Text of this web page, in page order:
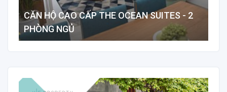
CĂN HỘ CAO CẤP THE OCEAN SUITES - 2
PHÒNG NGỦ